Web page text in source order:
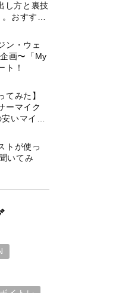
し方と裏技
おすすめ
ン・ウェ
画〜「My
ト！
てみた】
ーマイク
いマイク
トが使っ
いてみ